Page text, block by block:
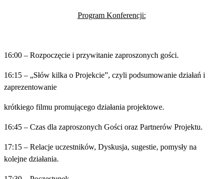
Program Konferencji:
16:00 – Rozpoczęcie i przywitanie zaproszonych gości.
16:15 – „Słów kilka o Projekcie”, czyli podsumowanie działań i
zaprezentowanie
krótkiego filmu promującego działania projektowe.
16:45 – Czas dla zaproszonych Gości oraz Partnerów Projektu.
17:15 – Relacje uczestników, Dyskusja, sugestie, pomysły na
kolejne działania.